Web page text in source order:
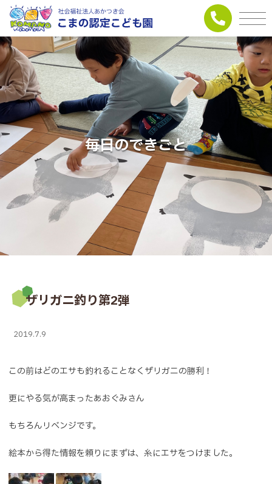
毎日のできごと
ザリガニ釣り第2弾
2019.7.9
この前はどのエサも釣れることなくザリガニの勝利！
更にやる気が高まったあおぐみさん
もちろんリベンジです。
絵本から得た情報を頼りにまずは、糸にエサをつけました。